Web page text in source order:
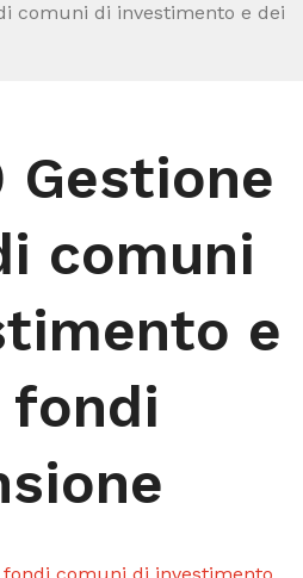
comuni di investimento e dei
Gestione
comuni
e
fondi